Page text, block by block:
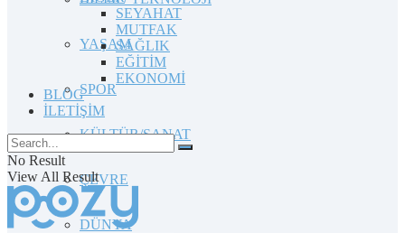
YAŞAM
SPOR
KÜLTÜR/SANAT
ÇEVRE
DÜNYA
SEYAHAT
MUTFAK
SAĞLIK
EĞİTİM
EKONOMİ
BLOG
İLETİŞİM
No Result
View All Result